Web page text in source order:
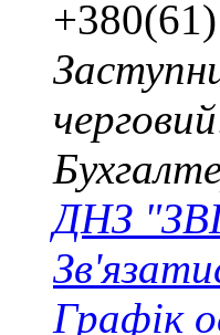
ДНЗ
Графік